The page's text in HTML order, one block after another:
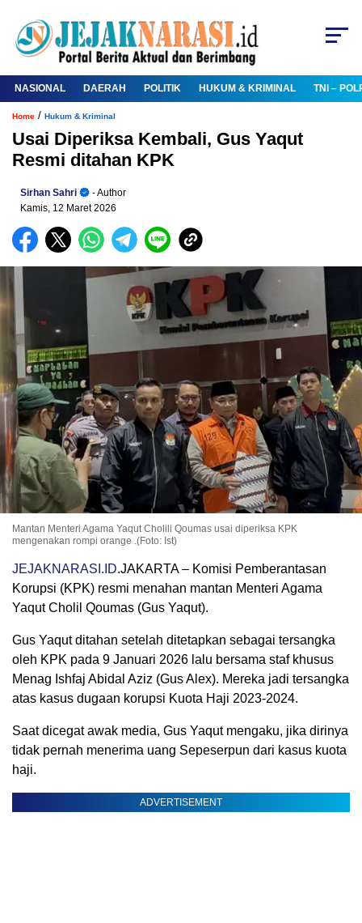
NASIONAL DAERAH POLITIK HUKUM & KRIMINAL TNI –
Home / Hukum & Kriminal
Usai Diperiksa Kembali, Gus Yaqut
Resmi ditahan KPK
Sirhan Sahri
- Author
Kamis, 12 Maret 2026
Mantan Menteri Agama Yaqut Cholili Qoumas usai diperiksa KPK
mengenakan rompi orange .(Foto: Ist)
JEJAKNARASI.ID.JAKARTA – Komisi Pemberantasan
Korupsi (KPK) resmi menahan mantan Menteri Agama
Yaqut Cholil Qoumas (Gus Yaqut).
Gus Yaqut ditahan setelah ditetapkan sebagai tersangka
oleh KPK pada 9 Januari 2026 lalu bersama staf khusus
Menag Ishfaj Abidal Aziz (Gus Alex). Mereka jadi tersangka
atas kasus dugaan korupsi Kuota Haji 2023-2024.
Saat dicegat awak media, Gus Yaqut mengaku, jika dirinya
tidak pernah menerima uang Sepeserpun dari kasus kuota
haji.
ADVERTISEMENT